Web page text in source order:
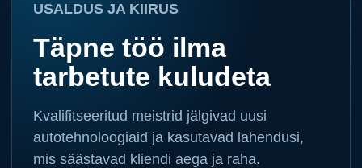
USALDUS JA KIIRUS
Täpne töö ilma
tarbetute kuludeta
Kvalifitseeritud meistrid jälgivad uusi
autotehnoloogiaid ja kasutavad lahendusi,
mis säästavad kliendi aega ja raha.